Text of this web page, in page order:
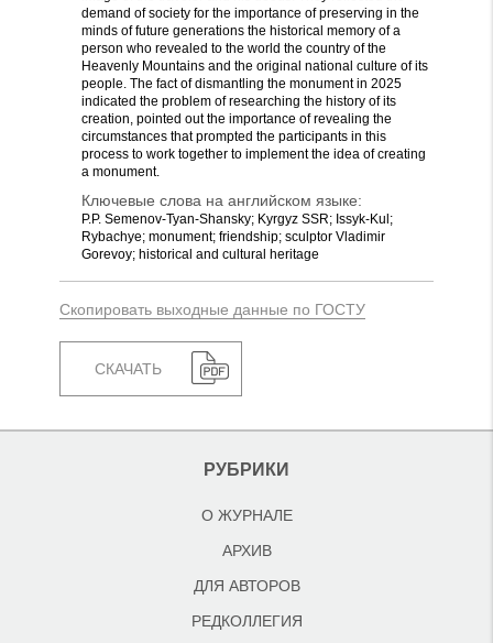
demand of society for the importance of preserving in the
minds of future generations the historical memory of a
person who revealed to the world the country of the
Heavenly Mountains and the original national culture of its
people. The fact of dismantling the monument in 2025
indicated the problem of researching the history of its
creation, pointed out the importance of revealing the
circumstances that prompted the participants in this
process to work together to implement the idea of creating
a monument.
Ключевые слова на английском языке:
P.P. Semenov-Tyan-Shansky; Kyrgyz SSR; Issyk-Kul;
Rybachye; monument; friendship; sculptor Vladimir
Gorevoy; historical and cultural heritage
Скопировать выходные данные по ГОСТУ
СКАЧАТЬ
РУБРИКИ
О ЖУРНАЛЕ
АРХИВ
ДЛЯ АВТОРОВ
РЕДКОЛЛЕГИЯ